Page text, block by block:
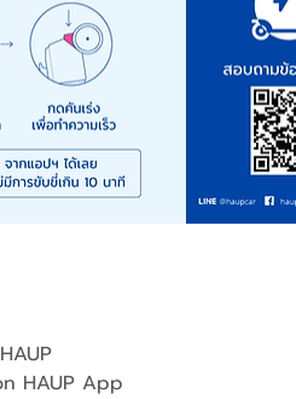
HAUP App